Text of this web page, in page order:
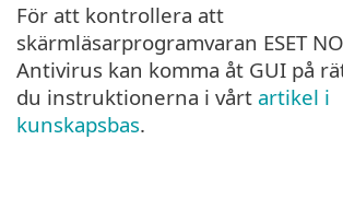
För att kontrollera att
skärmläsarprogramvaran ESET
Antivirus kan komma åt GUI på
du instruktionerna i vårt artikel i
kunskapsbas.